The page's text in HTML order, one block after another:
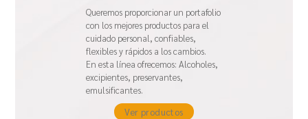
Queremos proporcionar un portafolio
con los mejores productos para el
cuidado personal, confiables,
flexibles y rápidos a los cambios.
En esta línea ofrecemos: Alcoholes,
excipientes, preservantes,
emulsificantes.
Ver productos